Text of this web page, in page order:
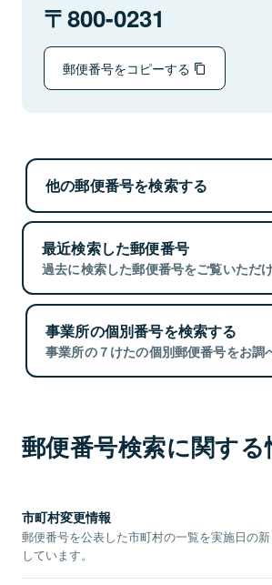
800-0231
郵便番号をコピーする
他の郵便番号を検索する
最近検索した郵便番号
過去に検索した郵便番号をご覧いただけ
事業所の個別番号を検索する
事業所の７けたの個別郵便番号をお調
郵便番号検索に関する
市町村変更情報
郵便番号を公表した市町村の一覧を実施日の
しています。